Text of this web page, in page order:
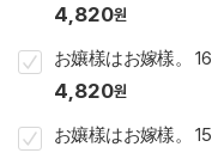
4,820원
お孃樣はお嫁樣。 16
4,820원
お孃樣はお嫁樣。 15